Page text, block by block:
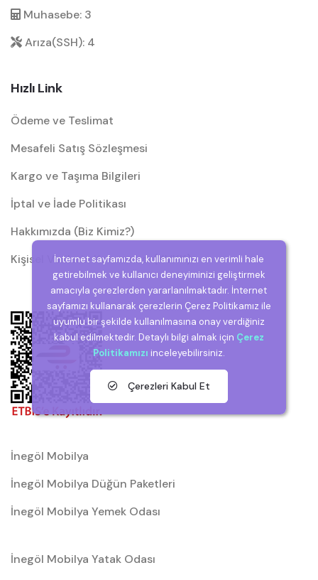
Muhasebe: 3
Arıza(SSH): 4
Hızlı Link
Ödeme ve Teslimat
Mesafeli Satış Sözleşmesi
Kargo ve Taşıma Bilgileri
İptal ve İade Politikası
Hakkımızda (Biz Kimiz?)
Kişisel Verilerin Korunması (KVKK)
İnegöl Mobilya
İnegöl Mobilya Düğün Paketleri
İnegöl Mobilya Yemek Odası
İnegöl Mobilya Yatak Odası
İnternet sayfamızda, kullanımınızı en verimli hale
getirebilmek ve kullanıcı deneyiminizi geliştirmek
amacıyla çerezlerden yararlanılmaktadır. İnternet
sayfamızı kullanarak çerezlerin Çerez Politikamız ile
uyumlu bir şekilde kullanılmasına onay verdiğiniz
kabul edilmektedir. Detaylı bilgi almak için Çerez
Politikamızı inceleyebilirsiniz.
Çerezleri Kabul Et